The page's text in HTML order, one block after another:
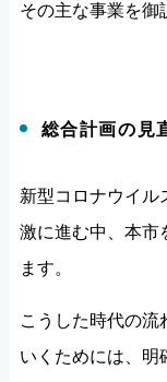
その主な事業を御
総合計画の見
新型コロナウイル
激に進む中、本市
ます。
こうした時代の流
いくためには、明